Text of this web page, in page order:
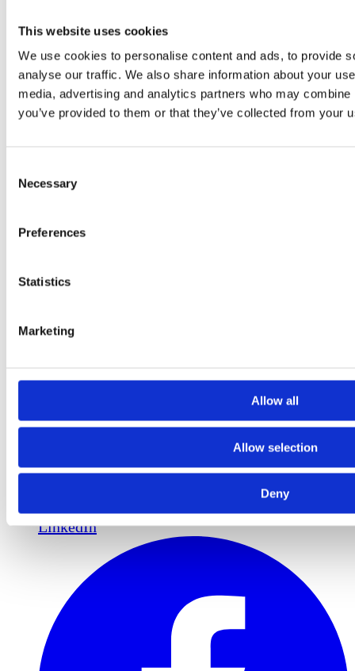
This website uses cookies
We use cookies to personalise content and ads, to provide
analyse our traffic. We also share information about your
media, advertising and analytics partners who may
you’ve provided to them or that they’ve collected from your
Selection
Necessary
Preferences
Statistics
Marketing
Allow all
Allow selection
Deny
Instagram
LinkedIn